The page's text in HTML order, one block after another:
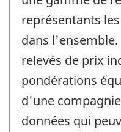
représentants
dans
relevés de prix
pondérations
d'une
données qui